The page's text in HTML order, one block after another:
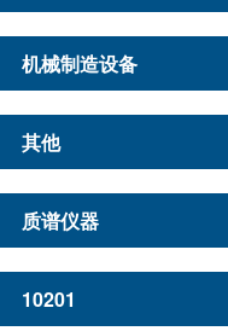
机械制造设备
其他
质谱仪器
10201